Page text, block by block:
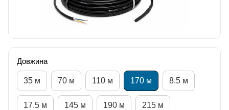
Довжина
35 м 70 м 110 м 170 м 8.5 м
17.5 м 145 м 190 м 215 м